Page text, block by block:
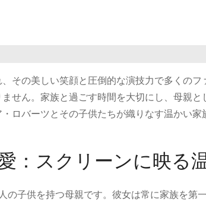
その美しい笑顔と圧倒的な演技力で多くのフ
せん。家族と過ごす時間を大切にし、母親
ロバーツとその子供たちが織りなす温かい
：スクリーンに映る
子供を持つ母親です。彼女は常に家族を第